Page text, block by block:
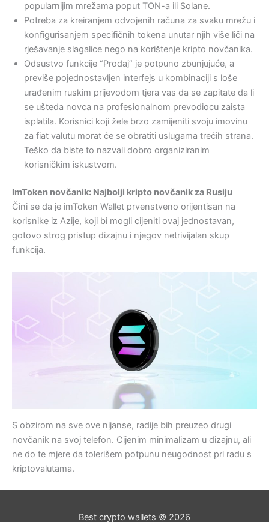
popularnijim mrežama poput TON-a ili Solane.
Potreba za kreiranjem odvojenih računa za svaku mrežu i
konfigurisanjem specifičnih tokena unutar njih više liči na
rješavanje slagalice nego na korištenje kripto novčanika.
Odsustvo funkcije “Prodaj” je potpuno zbunjujuće, a
previše pojednostavljen interfejs u kombinaciji s loše
urađenim ruskim prijevodom tjera vas da se zapitate da li
se ušteda novca na profesionalnom prevodiocu zaista
isplatila. Korisnici koji žele brzo zamijeniti svoju imovinu
za fiat valutu morat će se obratiti uslugama trećih strana.
Teško da biste to nazvali dobro organiziranim
korisničkim iskustvom.
ImToken novčanik: Najbolji kripto novčanik za Rusiju
Čini se da je imToken Wallet prvenstveno orijentisan na
korisnike iz Azije, koji bi mogli cijeniti ovaj jednostavan,
gotovo strog pristup dizajnu i njegov netrivijalan skup
funkcija.
S obzirom na sve ove nijanse, radije bih preuzeo drugi
novčanik na svoj telefon. Cijenim minimalizam u dizajnu, ali
ne do te mjere da tolerišem potpunu neugodnost pri radu s
kriptovalutama.
Best crypto wallets © 2026